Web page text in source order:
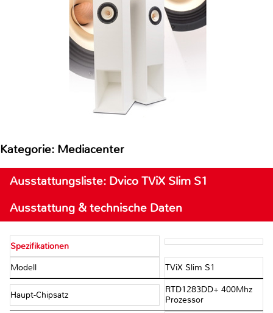
Kategorie: Mediacenter
Ausstattungsliste: Dvico TViX Slim S1
Ausstattung & technische Daten
Spezifikationen
Modell TViX Slim S1
Haupt-Chipsatz
RTD1283DD+ 400Mhz
Prozessor